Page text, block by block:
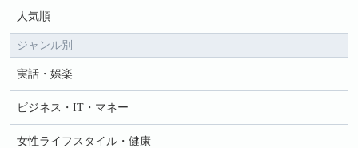
人気順
ジャンル別
実話・娯楽
ビジネス・IT・マネー
女性ライフスタイル・健康